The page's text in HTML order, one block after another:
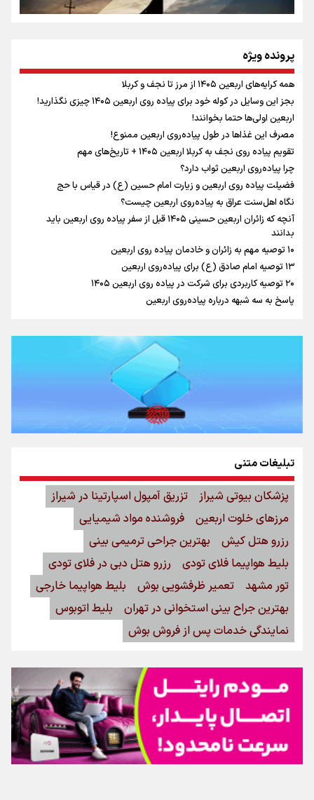
نگاه تمدنی رهبر شهید به فضای مجازی
رابطه کارگر و کارفرما در اندیشه رهبر شهید: از تضاد به
زوجیت
اینفو برنا / توصیه‌هایی طلایی برای پیاده روی اربعین
اینفو برنا / جدول کامل فاصله مرز شلمچه تا شهرهای زیارتی
عراق
اینفو برنا/ میزان مالیات بر ارزش افزوده چقدر است؟
بازنشستگان در بودجه ۱۴۰۵ چقدر است؟
پرونده ویژه
همه کرایه‌های اربعین ۱۴۰۵ از مرز تا نجف و کربلا
بجز این وسایل در کوله خود برای پیاده روی اربعین ۱۴۰۵ چیزی نگذارید!
اربعین اولی‌ها حتما بخوانند!
مصرف این غذاها در طول پیاده‌روی اربعین ممنوع!
تقویم پیاده روی نجف به کربلا اربعین ۱۴۰۵ + تاریخ‌های مهم
چرا پیاده‌روی اربعین ثواب دارد؟
فضیلت پیاده روی اربعین و زیارت امام حسین (ع) در قیاس با حج
نگاه اهل‌سنت عراق به پیاده‌روی اربعین چیست؟
آنچه که زائران اربعین حسینی ۱۴۰۵ قبل از سفر پیاده روی اربعین باید
بدانند
۱۰ توصیه مهم به زائران و خادمان پیاده روی اربعین
۱۳ توصیه امام صادق (ع) برای پیاده‌روی اربعین
۲۰ توصیه کاربردی برای شرکت در پیاده روی اربعین ۱۴۰۵
پاسخ به سه‌ شبهه درباره پیاده‌روی اربعین
تبلیغات متنی
پزشکان بیوتی شیراز
تزریق آمپول اسپارتینا در شیراز
مرزهای خلوت اربعین
فروشنده مواد شیمیایی
رزرو هتل کیش
بهترین جراحی ترمیمی بینی
بلیط هواپیما فلای تودی
رزرو هتل دبی در فلای تودی
تور مشهد
تعمیر ظرفشویی بوش
بلیط هواپیما خارجی
بهترین جراح بینی استخوانی در تهران
بلیط اتوبوس
نمایندگی خدمات پس از فروش بوش